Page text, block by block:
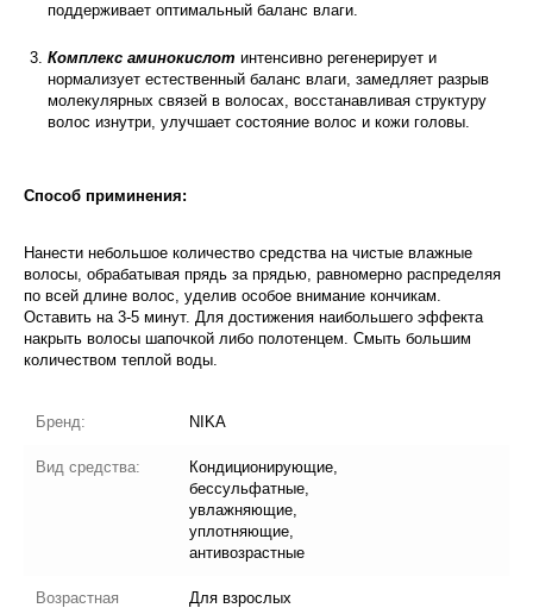
поддерживает оптимальный баланс влаги.
Комплекс аминокислот интенсивно регенерирует и
нормализует естественный баланс влаги, замедляет разрыв
молекулярных связей в волосах, восстанавливая структуру
волос изнутри, улучшает состояние волос и кожи головы.
Способ приминения:
Нанести небольшое количество средства на чистые влажные
волосы, обрабатывая прядь за прядью, равномерно распределяя
по всей длине волос, уделив особое внимание кончикам.
Оставить на 3-5 минут. Для достижения наибольшего эффекта
накрыть волосы шапочкой либо полотенцем. Смыть большим
количеством теплой воды.
Бренд: NIKA
Вид средства:
Кондиционирующие,
бессульфатные,
увлажняющие,
уплотняющие,
антивозрастные
Возрастная
Для взрослых